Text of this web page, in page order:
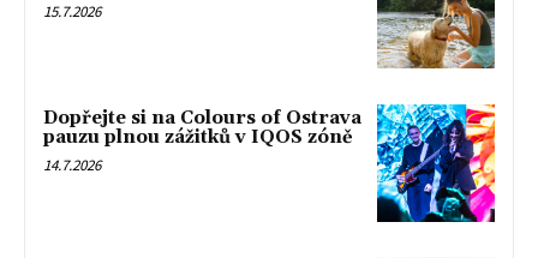
15.7.2026
Dopřejte si na Colours of Ostrava
pauzu plnou zážitků v IQOS zóně
14.7.2026